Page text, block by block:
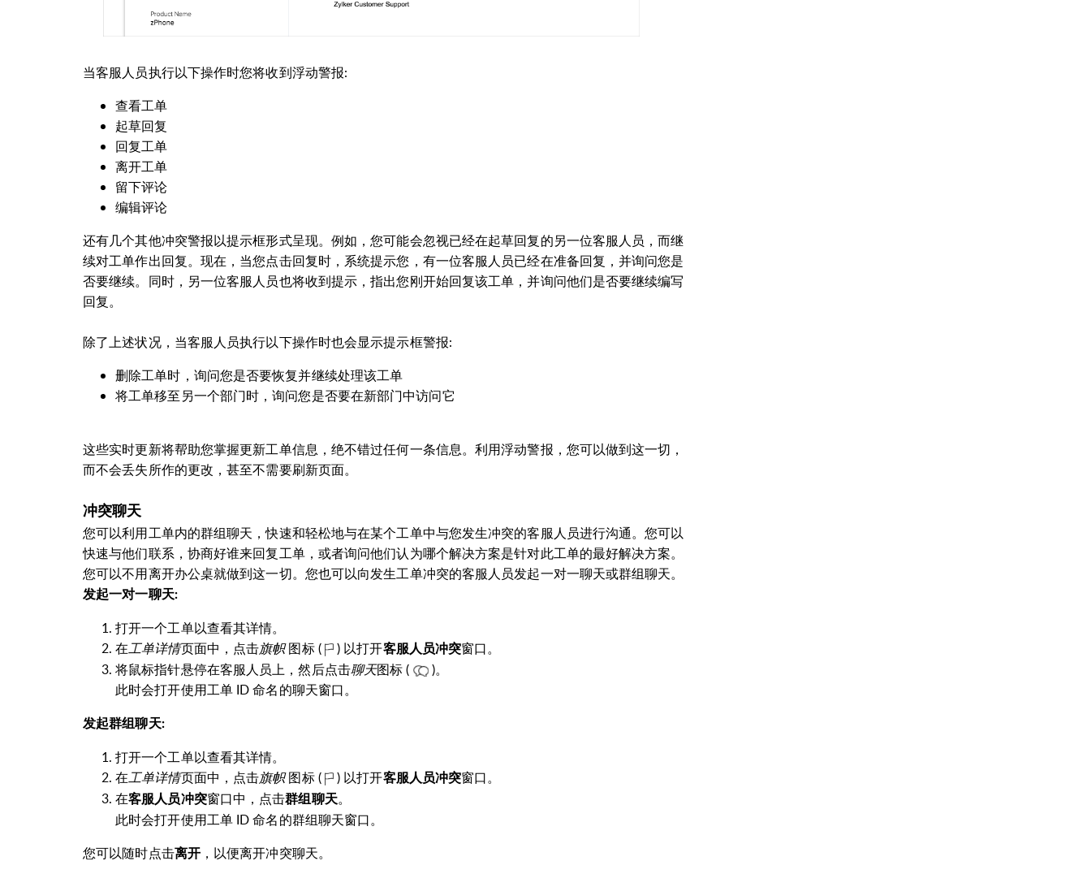
当客服人员执行以下操作时您将收到浮动警报:
查看工单
起草回复
回复工单
离开工单
留下评论
编辑评论
还有几个其他冲突警报以提示框形式呈现。例如，您可能会忽视已经在起草回复的另一位客服人员，而继
续对工单作出回复。现在，当您点击回复时，系统提示您，有一位客服人员已经在准备回复，并询问您是
否要继续。同时，另一位客服人员也将收到提示，指出您刚开始回复该工单，并询问他们是否要继续编写
回复。
除了上述状况，当客服人员执行以下操作时也会显示提示框警报:
删除工单时，询问您是否要恢复并继续处理该工单
将工单移至另一个部门时，询问您是否要在新部门中访问它
这些实时更新将帮助您掌握更新工单信息，绝不错过任何一条信息。利用浮动警报，您可以做到这一切，
而不会丢失所作的更改，甚至不需要刷新页面。
冲突聊天
您可以利用工单内的群组聊天，快速和轻松地与在某个工单中与您发生冲突的客服人员进行沟通。您可以
快速与他们联系，协商好谁来回复工单，或者询问他们认为哪个解决方案是针对此工单的最好解决方案。
您可以不用离开办公桌就做到这一切。您也可以向发生工单冲突的客服人员发起一对一聊天或群组聊天。
发起一对一聊天:
打开一个工单以查看其详情。
在工单详情页面中，点击旗帜图标( ) 以打开客服人员冲突窗口。
将鼠标指针悬停在客服人员上，然后点击聊天图标(
)。
此时会打开使用工单ID命名的聊天窗口。
发起群组聊天:
打开一个工单以查看其详情。
在工单详情页面中，点击旗帜图标( ) 以打开客服人员冲突窗口。
在客服人员冲突窗口中，点击群组聊天。
此时会打开使用工单ID命名的群组聊天窗口。
您可以随时点击离开，以便离开冲突聊天。